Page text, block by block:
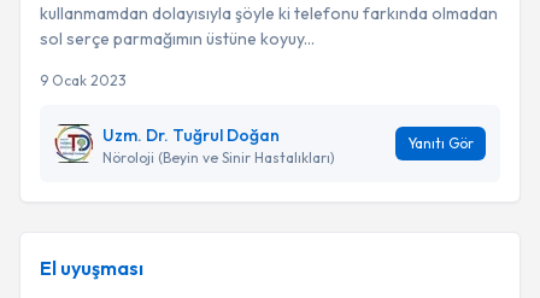
kullanmamdan dolayısıyla şöyle ki telefonu farkında olmadan
sol serçe parmağımın üstüne koyuy...
9 Ocak 2023
Uzm. Dr. Tuğrul Doğan
Nöroloji (Beyin ve Sinir Hastalıkları)
Yanıtı Gör
El uyuşması